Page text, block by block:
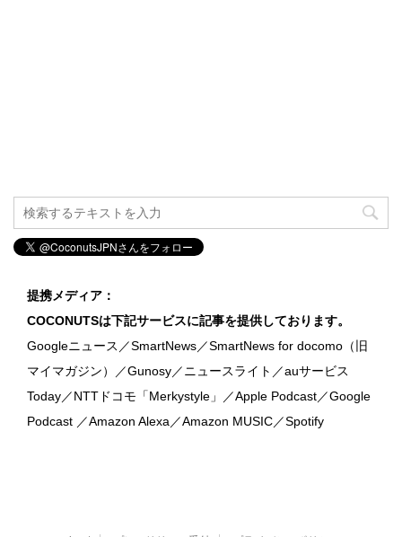
提携メディア：
COCONUTSは下記サービスに記事を提供しております。
Googleニュース／SmartNews／SmartNews for docomo（旧
マイマガジン）／Gunosy／ニュースライト／auサービス
Today／NTTドコモ「Merkystyle」／Apple Podcast／Google
Podcast ／Amazon Alexa／Amazon MUSIC／Spotify